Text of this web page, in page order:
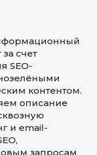
счет
SEO-
контентом.
описание
и email-
запросам